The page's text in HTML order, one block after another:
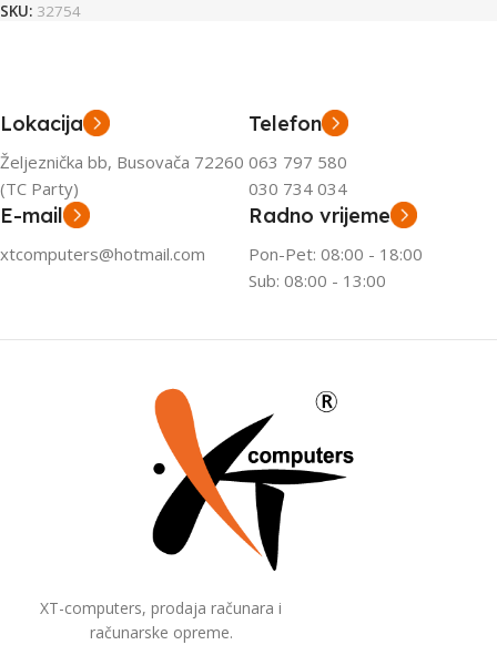
SKU: 32754
Lokacija
Željeznička bb, Busovača 72260
(TC Party)
Telefon
063 797 580
030 734 034
E-mail
xtcomputers@hotmail.com
Radno vrijeme
Pon-Pet: 08:00 - 18:00
Sub: 08:00 - 13:00
XT-computers, prodaja računara i
računarske opreme.